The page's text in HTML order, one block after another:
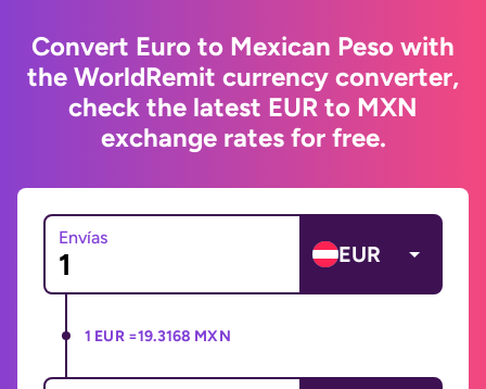
Convert Euro to Mexican Peso with
the WorldRemit currency converter,
check the latest EUR to MXN
exchange rates for free.
Envías
EUR
1 EUR =19.3168 MXN